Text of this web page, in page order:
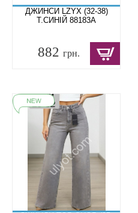
ДЖИНСИ LZYX (32-38)
Т.СИНІЙ 88183A
882 грн.